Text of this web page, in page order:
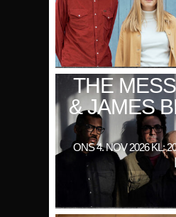
THE
& JAMES
ONS 4. NOV 2026 KL: